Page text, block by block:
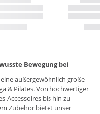
Bewegung bei
außergewöhnlich große
& Pilates. Von hochwertiger
Accessoires bis hin zu
Zubehör bietet unser